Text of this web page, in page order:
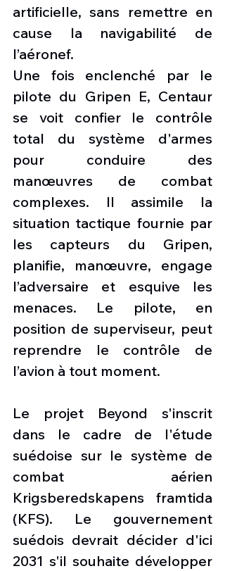
artificielle, sans remettre en
cause la navigabilité de
l’aéronef.
Une fois enclenché par le
pilote du Gripen E, Centaur
se voit confier le contrôle
total du système d'armes
pour conduire des
manœuvres de combat
complexes. Il assimile la
situation tactique fournie par
les capteurs du Gripen,
planifie, manœuvre, engage
l’adversaire et esquive les
menaces. Le pilote, en
position de superviseur, peut
reprendre le contrôle de
l’avion à tout moment.
Le projet Beyond s'inscrit
dans le cadre de l'étude
suédoise sur le système de
combat aérien
Krigsberedskapens framtida
(KFS). Le gouvernement
suédois devrait décider d'ici
2031 s'il souhaite développer